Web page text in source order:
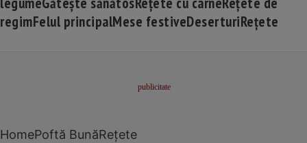
regimFelul principalMese festiveDeserturiRețete
HomePoftă BunăRețete